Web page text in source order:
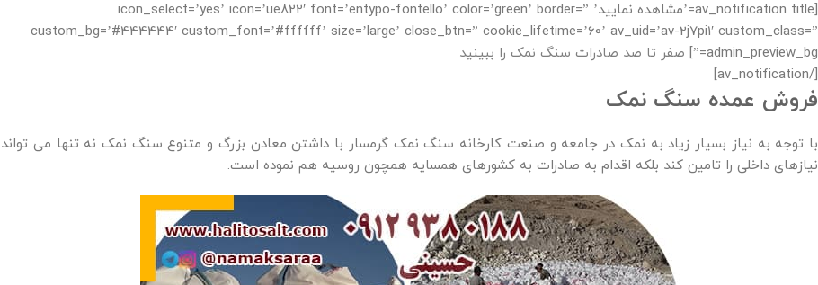
[av_notification title=’مشاهده نمایید’ icon_select=’yes’ icon=’ue822′ font=’entypo-fontello’ color=’green’ border=”
custom_bg=’#444444′ custom_font=’#ffffff’ size=’large’ close_btn=” cookie_lifetime=’60’ av_uid=’av-2j7pi1′ custom_class=”
admin_preview_bg=”]
صفر تا صد صادرات سنگ نمک را ببینید
[/av_notification]
فروش عمده سنگ نمک
با توجه به نیاز بسیار زیاد به نمک در جامعه و صنعت کارخانه سنگ نمک گرمسار با داشتن معادن بزرگ و متنوع سنگ نمک نه تنها می تواند
نیازهای داخلی را تامین کند بلکه اقدام به صادرات به کشورهای همسایه همچون روسیه هم نموده است.